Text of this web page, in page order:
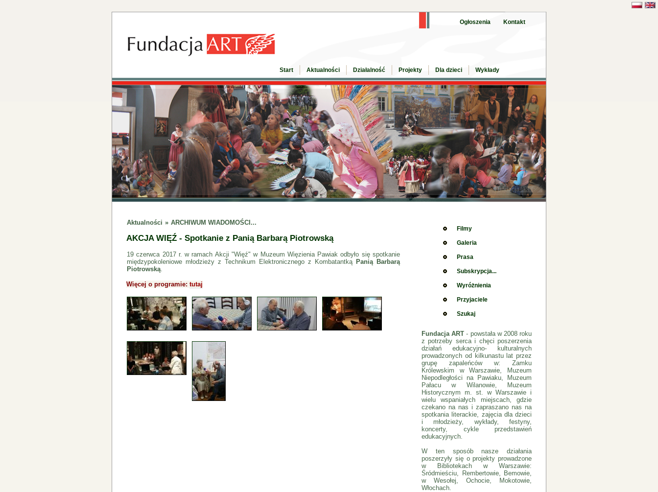
Ogłoszenia Kontakt
Start Aktualności Działalność Projekty Dla dzieci Wykłady
Filmy
Galeria
Prasa
Subskrypcja...
Wyróżnienia
Przyjaciele
Szukaj
Fundacja ART- powstała w 2008 roku
z potrzeby serca i chęci poszerzenia
działań edukacyjno- kulturalnych
prowadzonych od kilkunastu lat przez
grupę zapaleńców w: Zamku
Królewskim w Warszawie, Muzeum
Niepodległości na Pawiaku, Muzeum
Pałacu w Wilanowie, Muzeum
Historycznym m. st. w Warszawie i
wielu wspaniałych miejscach, gdzie
czekano na nas i zapraszano nas na
spotkania literackie, zajęcia dla dzieci
i młodzieży, wykłady, festyny,
koncerty, cykle przedstawień
edukacyjnych.
W ten sposób nasze działania
poszerzyły się o projekty prowadzone
w Bibliotekach w Warszawie:
Śródmieściu, Rembertowie, Bemowie,
w Wesołej, Ochocie, Mokotowie,
Włochach.
Aktualności » ARCHIWUM WIADOMOŚCI...
AKCJA WIĘŹ - Spotkanie z Panią Barbarą Piotrowską
19 czerwca 2017 r. w ramach Akcji "Więź" w Muzeum Więzienia Pawiak odbyło się spotkanie
międzypokoleniowe młodzieży z Technikum Elektronicznego z Kombatantką Panią Barbarą
Piotrowską.
Więcej o programie: tutaj